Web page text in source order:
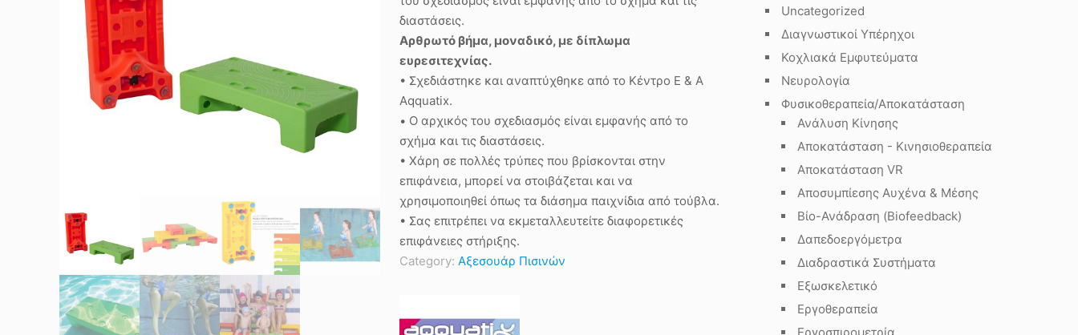
διαστάσεις.
Αρθρωτό βήμα, μοναδικό, με δίπλωμα
ευρεσιτεχνίας.
• Σχεδιάστηκε και αναπτύχθηκε από το Κέντρο Ε & Α
Aqquatix.
• Ο αρχικός του σχεδιασμός είναι εμφανής από το
σχήμα και τις διαστάσεις.
• Χάρη σε πολλές τρύπες που βρίσκονται στην
επιφάνεια, μπορεί να στοιβάζεται και να
χρησιμοποιηθεί όπως τα διάσημα παιχνίδια από τούβλα.
• Σας επιτρέπει να εκμεταλλευτείτε διαφορετικές
επιφάνειες στήριξης.
Category: Αξεσουάρ Πισινών
Uncategorized
Διαγνωστικοί Υπέρηχοι
Κοχλιακά Εμφυτεύματα
Νευρολογία
Φυσικοθεραπεία/Αποκατάσταση
Ανάλυση Κίνησης
Αποκατάσταση - Κινησιοθεραπεία
Αποκατάσταση VR
Αποσυμπίεσης Αυχένα & Μέσης
Βίο-Ανάδραση (Biofeedback)
Δαπεδοεργόμετρα
Διαδραστικά Συστήματα
Εξωσκελετικό
Εργοθεραπεία